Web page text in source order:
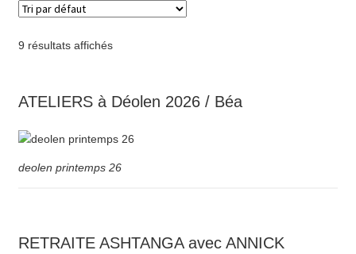
9 résultats affichés
ATELIERS à Déolen 2026 / Béa
deolen printemps 26
RETRAITE ASHTANGA avec ANNICK